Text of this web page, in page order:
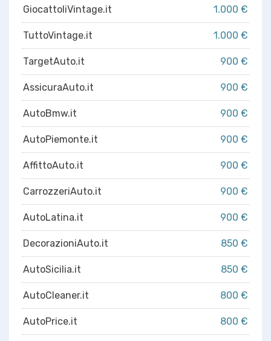
GiocattoliVintage.it 1.000 €
TuttoVintage.it 1.000 €
TargetAuto.it 900 €
AssicuraAuto.it 900 €
AutoBmw.it 900 €
AutoPiemonte.it 900 €
AffittoAuto.it 900 €
CarrozzeriAuto.it 900 €
AutoLatina.it 900 €
DecorazioniAuto.it 850 €
AutoSicilia.it 850 €
AutoCleaner.it 800 €
AutoPrice.it 800 €